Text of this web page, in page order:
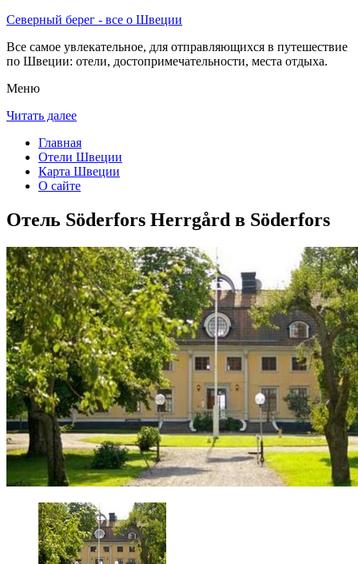
Северный берег - все о Швеции
Все самое увлекательное, для отправляющихся в путешествие
по Швеции: отели, достопримечательности, места отдыха.
Меню
Читать далее
Главная
Отели Швеции
Карта Швеции
О сайте
Отель Söderfors Herrgård в Söderfors